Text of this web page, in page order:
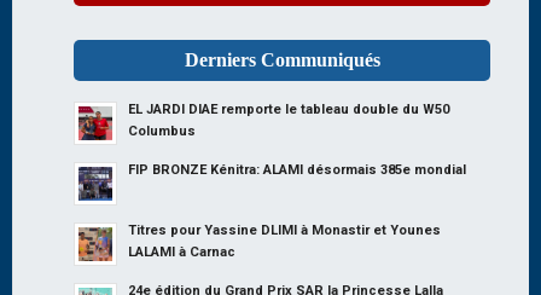
Derniers Communiqués
EL JARDI DIAE remporte le tableau double du W50
Columbus
FIP BRONZE Kénitra: ALAMI désormais 385e mondial
Titres pour Yassine DLIMI à Monastir et Younes
LALAMI à Carnac
24e édition du Grand Prix SAR la Princesse Lalla